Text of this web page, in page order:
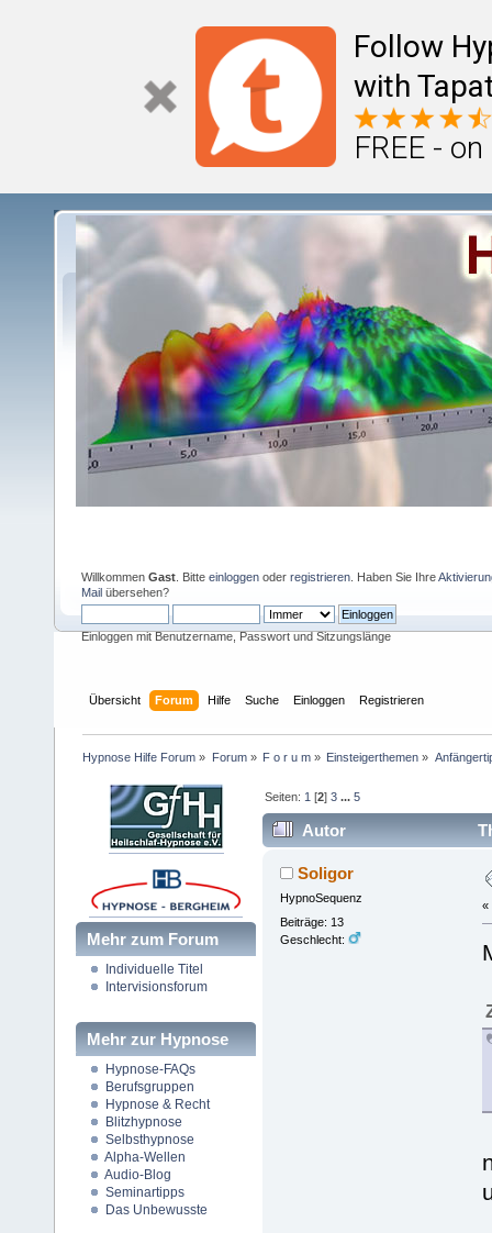
Follow
with
FREE -
Willkommen Gast . Bitte einloggen oder registrieren . Haben Sie Ihre
Mail übersehen?
Einloggen mit Benutzername, Passwort und Sitzungslänge
Übersicht Forum Hilfe Suche Einloggen Registrieren
Hypnose Hilfe Forum » Forum» F o r u m» Einsteigerthemen »
Mehr zum Forum
Individuelle Titel
Intervisionsforum
Mehr zur Hypnose
Hypnose-FAQs
Berufsgruppen
Hypnose & Recht
Blitzhypnose
Selbsthypnose
Alpha-Wellen
Audio-Blog
Seminartipps
Das Unbewusste
Seiten: 1 [2]3 ...5
Autor
114012 mal)
Soligor
HypnoSequenz
Beiträge: 13
Geschlecht:
«